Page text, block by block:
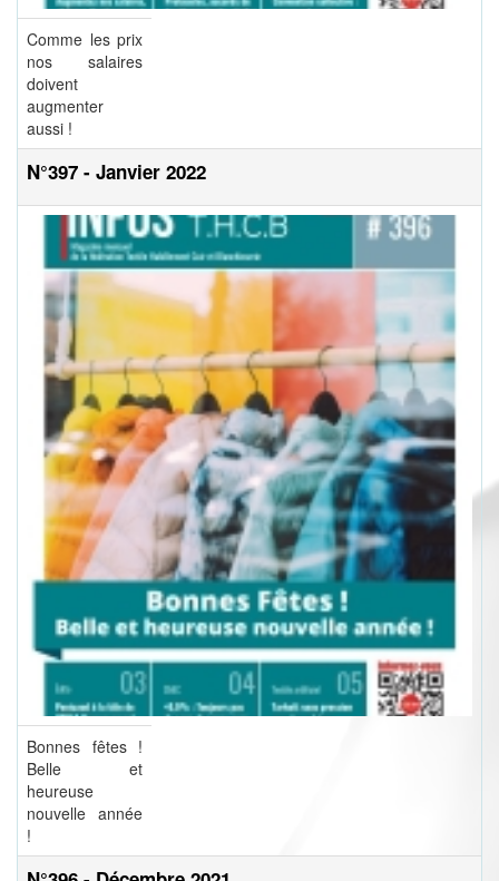
Comme les prix
nos salaires
doivent
augmenter
aussi !
N°397 - Janvier 2022
Bonnes fêtes !
Belle et
heureuse
nouvelle année
!